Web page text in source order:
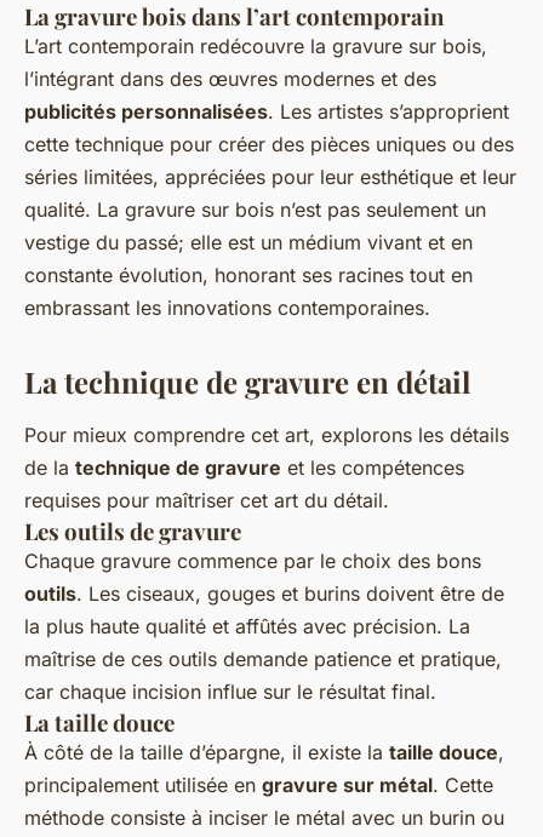
La gravure bois dans l’art contemporain
L’art contemporain redécouvre la gravure sur bois,
l’intégrant dans des œuvres modernes et des
publicités personnalisées. Les artistes s’approprient
cette technique pour créer des pièces uniques ou des
séries limitées, appréciées pour leur esthétique et leur
qualité. La gravure sur bois n’est pas seulement un
vestige du passé; elle est un médium vivant et en
constante évolution, honorant ses racines tout en
embrassant les innovations contemporaines.
La technique de gravure en détail
Pour mieux comprendre cet art, explorons les détails
de la technique de gravure et les compétences
requises pour maîtriser cet art du détail.
Les outils de gravure
Chaque gravure commence par le choix des bons
outils. Les ciseaux, gouges et burins doivent être de
la plus haute qualité et affûtés avec précision. La
maîtrise de ces outils demande patience et pratique,
car chaque incision influe sur le résultat final.
La taille douce
À côté de la taille d’épargne, il existe la taille douce,
principalement utilisée en gravure sur métal. Cette
méthode consiste à inciser le métal avec un burin ou